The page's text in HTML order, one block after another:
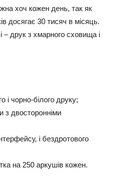
хоч кожен день, так як
досягає 30 тисяч в місяць.
друк з хмарного сховища і
і чорно-білого друку;
з двосторонніми
і бездротового
на 250 аркушів кожен.